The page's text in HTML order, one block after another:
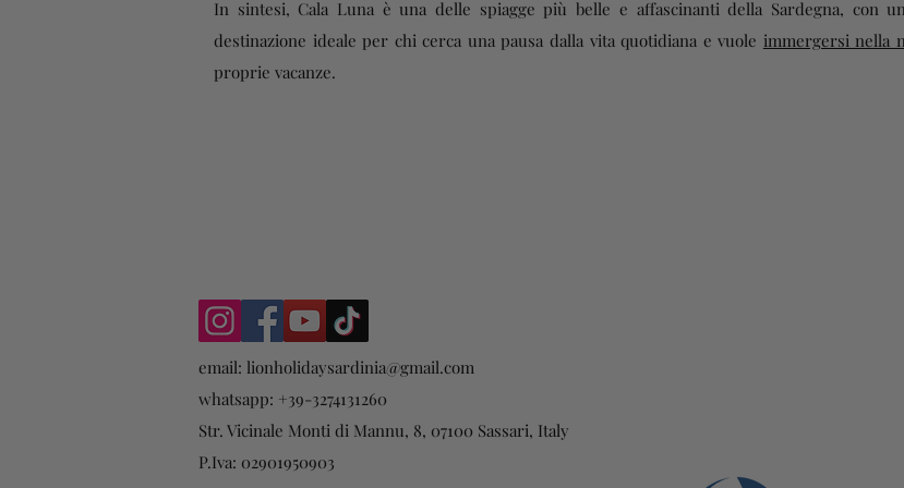
In sintesi, Cala Luna è una delle spiagge più belle e affascinanti della Sardegna, con
destinazione ideale per chi cerca una pausa dalla vita quotidiana e vuole immergersi nella
proprie vacanze.
email: lionholidaysardinia@gmail.com
whatsapp: +39-3274131260
Str. Vicinale Monti di Mannu, 8, 07100 Sassari, Italy
P.Iva: 02901950903